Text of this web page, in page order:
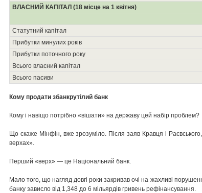
ВЛАСНИЙ КАПІТАЛ (18 місце на 1 квітня)
Статутний капітал
Прибутки минулих років
Прибутки поточного року
Всього власний капітал
Всього пасиви
Кому продати збанкрутілий банк
Кому і навіщо потрібно «вішати» на державу цей набір проблем?
Що скаже Мінфін, вже зрозуміло. Після заяв Кравця і
верхах».
Перший «верх» — це Національний банк.
Мало того, що нагляд довгі роки закривав очі на жахливі
банку зависло від 1,348 до 6 мільярдів гривень рефінансування.